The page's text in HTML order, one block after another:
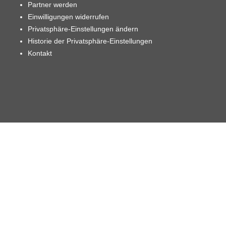
Partner werden
Einwilligungen widerrufen
Privatsphäre-Einstellungen ändern
Historie der Privatsphäre-Einstellungen
Kontakt